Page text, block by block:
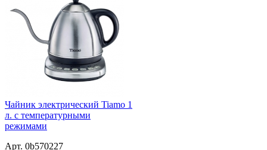
Чайник электрический Tiamo 1
л. c температурными
режимами
Арт. 0b570227